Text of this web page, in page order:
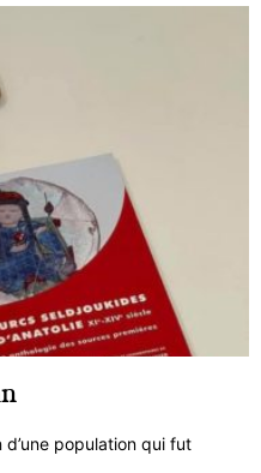
d’une population qui fut